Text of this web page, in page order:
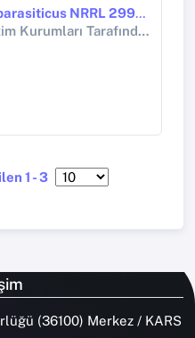
Aspergillus parasiticus NRRL 2999 Suşu ile Küflendirilmiş Yemlerle Beslenen Kazlarda (Anser anser domesticus) Görülen Patolojik Bulgular
Yükseköğretim Kurumları Tarafından Destekli Bilimsel Araştırma Projesi (Yükseköğretim Kurumları tarafından destekli bilimsel araştırma projesi)
1 - 3
(36100) Merkez / KARS